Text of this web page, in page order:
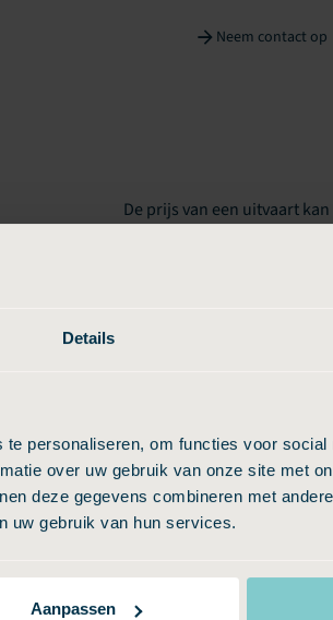
Details
personaliseren, om functies voor social
over uw gebruik van onze site met
deze gegevens combineren met
uw gebruik van hun services.
Aanpassen
Neem contact op
De prijs van een uitvaart
komt door verschillen in
regio Voorschoten, de
over extra kosten.
altijd duidelijk zijn,
bepaalde voordelen niet